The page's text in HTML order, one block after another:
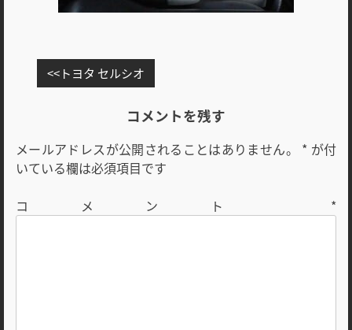
稿
ゲ
ー
ョ
トヨタ セルシオ
コメントを残す
メールアドレスが公開されることはありません。 * が付
いている欄は必須項目です
コメント *